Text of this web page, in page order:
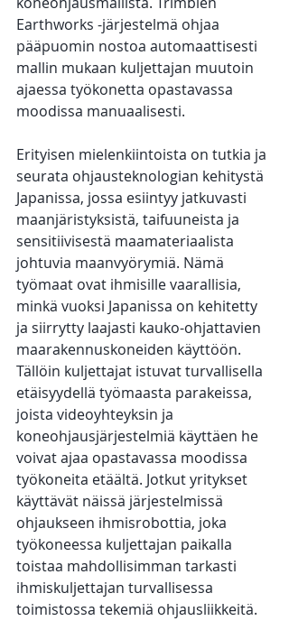
Earthworks -järjestelmä ohjaa
pääpuomin nostoa automaattisesti
mallin mukaan kuljettajan muutoin
ajaessa työkonetta opastavassa
moodissa manuaalisesti.
Erityisen mielenkiintoista on tutkia ja
seurata ohjausteknologian kehitystä
Japanissa, jossa esiintyy jatkuvasti
maanjäristyksistä, taifuuneista ja
sensitiivisestä maamateriaalista
johtuvia maanvyörymiä. Nämä
työmaat ovat ihmisille vaarallisia,
minkä vuoksi Japanissa on kehitetty
ja siirrytty laajasti kauko-ohjattavien
maarakennuskoneiden käyttöön.
Tällöin kuljettajat istuvat turvallisella
etäisyydellä työmaasta parakeissa,
joista videoyhteyksin ja
koneohjausjärjestelmiä käyttäen he
voivat ajaa opastavassa moodissa
työkoneita etäältä. Jotkut yritykset
käyttävät näissä järjestelmissä
ohjaukseen ihmisrobottia, joka
työkoneessa kuljettajan paikalla
toistaa mahdollisimman tarkasti
ihmiskuljettajan turvallisessa
toimistossa tekemiä ohjausliikkeitä.